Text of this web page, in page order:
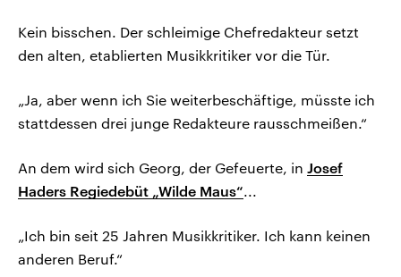
Kein bisschen. Der schleimige Chefredakteur setzt
den alten, etablierten Musikkritiker vor die Tür.
„Ja, aber wenn ich Sie weiterbeschäftige, müsste ich
stattdessen drei junge Redakteure rausschmeißen.“
An dem wird sich Georg, der Gefeuerte, in Josef
Haders Regiedebüt „Wilde Maus“...
„Ich bin seit 25 Jahren Musikkritiker. Ich kann keinen
anderen Beruf.“